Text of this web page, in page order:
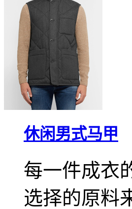
休闲男式马甲
每一件成衣
选择的原料